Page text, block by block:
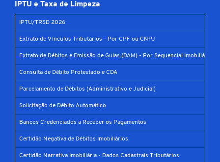
IPTU e Taxa de Limpeza
IPTU/TRSD 2026
Extrato de Vínculos Tributários - Por CPF ou CNPJ
Extrato de Débitos e Emissão de Guias (DAM) - Por Sequencial Imobiliário
Consulta de Débito Protestado e CDA
Parcelamento de Débitos (Administrativo e Judicial)
Solicitação de Débito Automático
Bancos Credenciados a Receber os Pagamentos
Certidão Negativa de Débitos Imobiliários
Certidão Narrativa Imobiliária - Dados Cadastrais Tributários